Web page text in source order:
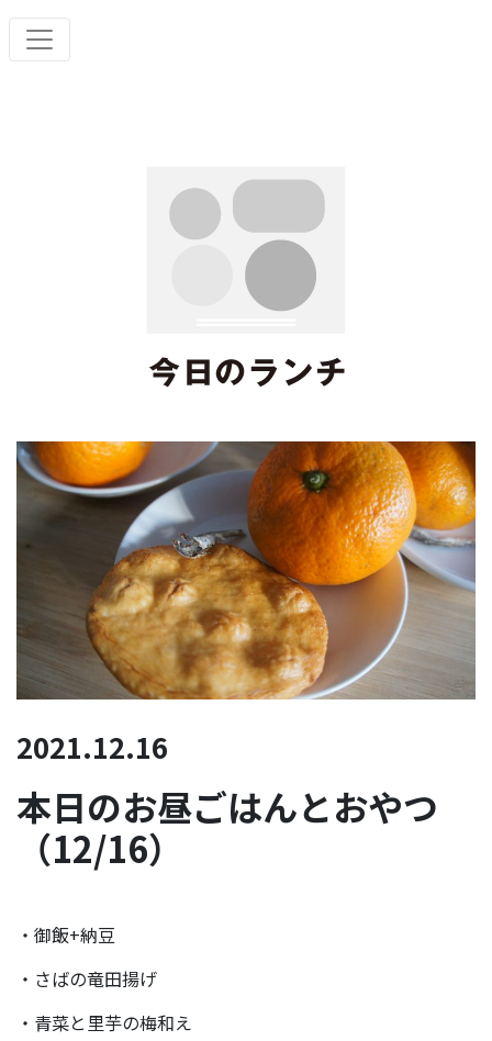
2021.12.16
本日のお昼ごはんとおやつ
（12/16）
・御飯+納豆
・さばの竜田揚げ
・青菜と里芋の梅和え